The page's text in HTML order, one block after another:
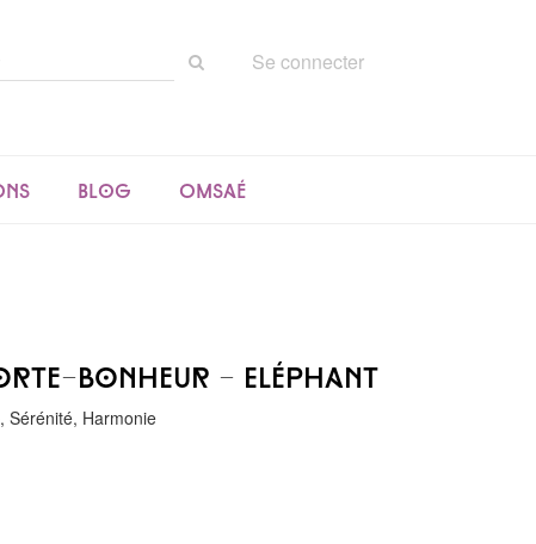
Se connecter
Blog Omsaé
bonheur - Eléphant
Sérénité, Harmonie